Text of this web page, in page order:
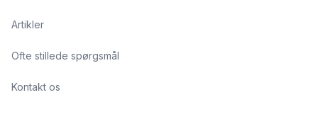
Artikler
Ofte stillede spørgsmål
Kontakt os